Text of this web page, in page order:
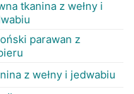
tkanina z wełny i
parawan z
z wełny i jedwabiu